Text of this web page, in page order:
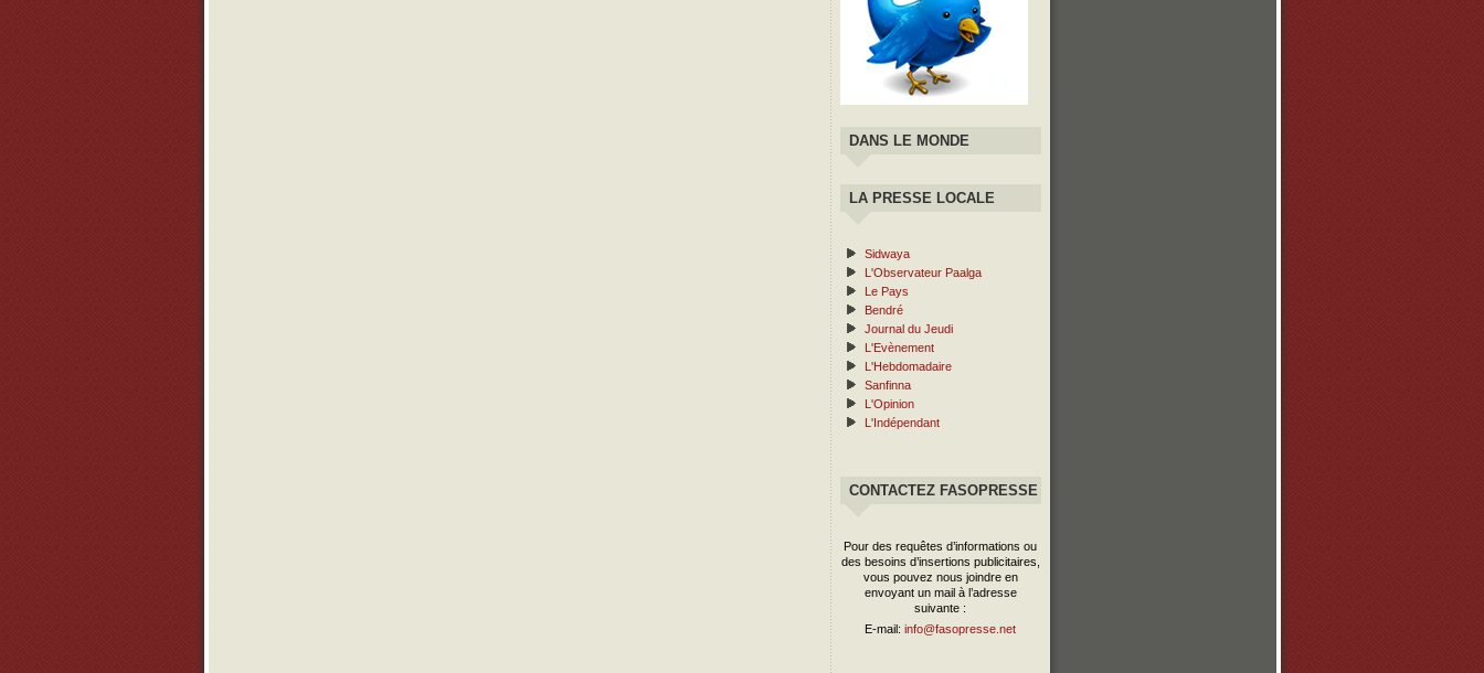
DANS LE MONDE
LA PRESSE LOCALE
Sidwaya
L'Observateur Paalga
Le Pays
Bendré
Journal du Jeudi
L'Evènement
L'Hebdomadaire
Sanfinna
L'Opinion
L'Indépendant
CONTACTEZ FASOPRESSE
Pour des requêtes d’informations ou
des besoins d’insertions publicitaires,
vous pouvez nous joindre en
envoyant un mail à l’adresse
suivante :
E-mail: info@fasopresse.net